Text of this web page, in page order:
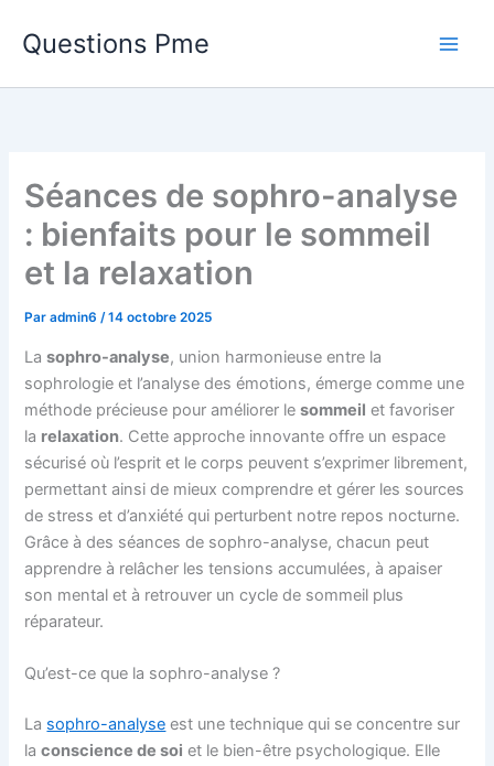
Questions Pme
Séances de sophro-analyse
: bienfaits pour le sommeil
et la relaxation
Paradmin6/14 octobre 2025
Lasophro-analyse, union harmonieuse entre la
sophrologie et l’analyse des émotions, émerge comme une
méthode précieuse pour améliorer lesommeil et favoriser
la relaxation. Cette approche innovante offre un espace
sécurisé où l’esprit et le corps peuvent s’exprimer librement,
permettant ainsi de mieux comprendre et gérer les sources
de stress et d’anxiété qui perturbent notre repos nocturne.
Grâce à des séances de sophro-analyse, chacun peut
apprendre à relâcher les tensions accumulées, à apaiser
son mental et à retrouver un cycle de sommeil plus
réparateur.
Qu’est-ce que la sophro-analyse ?
La sophro-analyse est une technique qui se concentre sur
laconscience de soi et le bien-être psychologique. Elle